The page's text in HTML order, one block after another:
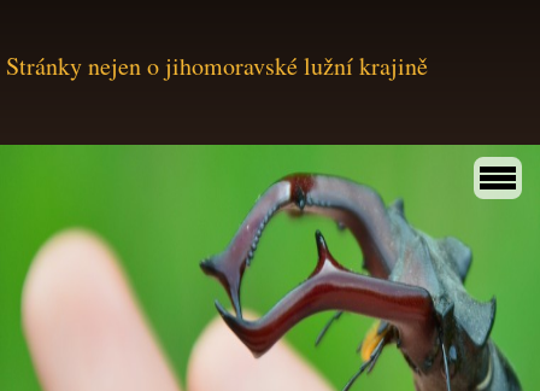
Stránky nejen o jihomoravské lužní krajině